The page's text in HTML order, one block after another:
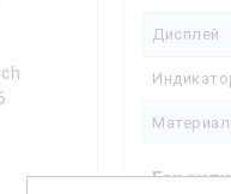
Дисплей
Материал